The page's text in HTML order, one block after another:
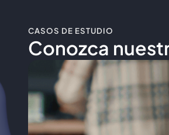
CASOS DE ESTUDIO
Conozca